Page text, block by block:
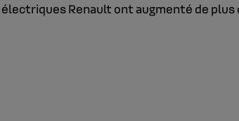
Renault ont augmenté de plus